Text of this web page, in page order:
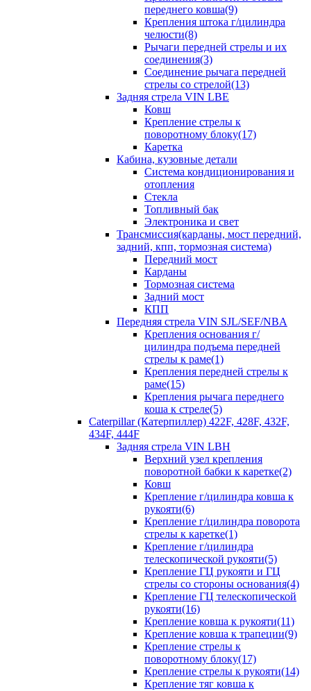
переднего ковша(9)
Крепления штока г/цилиндра
челюсти(8)
Рычаги передней стрелы и их
соединения(3)
Соединение рычага передней
стрелы со стрелой(13)
Задняя стрела VIN LBE
Ковш
Крепление стрелы к
поворотному блоку(17)
Каретка
Кабина, кузовные детали
Система кондиционирования и
отопления
Стекла
Топливный бак
Электроника и свет
Трансмиссия(карданы, мост передний,
задний, кпп, тормозная система)
Передний мост
Карданы
Тормозная система
Задний мост
КПП
Передняя стрела VIN SJL/SEF/NBA
Крепления основания г/
цилиндра подъема передней
стрелы к раме(1)
Крепления передней стрелы к
раме(15)
Крепления рычага переднего
коша к стреле(5)
Caterpillar (Катерпиллер) 422F, 428F, 432F,
434F, 444F
Задняя стрела VIN LBH
Верхний узел крепления
поворотной бабки к каретке(2)
Ковш
Крепление г/цилиндра ковша к
рукояти(6)
Крепление г/цилиндра поворота
стрелы к каретке(1)
Крепление г/цилиндра
телескопической рукояти(5)
Крепление ГЦ рукояти и ГЦ
стрелы со стороны основания(4)
Крепление ГЦ телескопической
рукояти(16)
Крепление ковша к рукояти(11)
Крепление ковша к трапеции(9)
Крепление стрелы к
поворотному блоку(17)
Крепление стрелы к рукояти(14)
Крепление тяг ковша к